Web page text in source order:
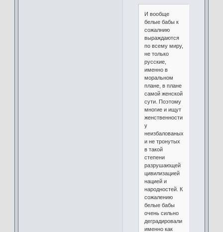
И вообще
белые бабы к
сожалнию
выраждаются
по всему миру,
не только
русские,
именно в
моральном
плане, в плане
самой женской
сути. Поэтому
многие и ищут
женственности
у
неизбалованых
и не тронутых
в такой
степени
разрушающей
цивилизацией
нацией и
народностей. К
сожалению
белые бабы
очень сильно
деградировали
именно как